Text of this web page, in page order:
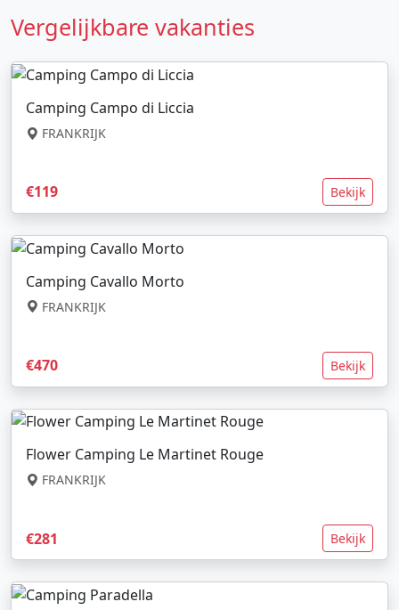
Vergelijkbare vakanties
Camping Campo di Liccia
FRANKRIJK
€119 Bekijk
Camping Cavallo Morto
FRANKRIJK
€470 Bekijk
Flower Camping Le Martinet Rouge
FRANKRIJK
€281 Bekijk